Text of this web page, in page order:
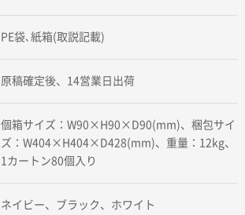
PE袋､紙箱(取説記載)
原稿確定後、14営業日出荷
個箱サイズ：W90×H90×D90(mm)、梱包サイ
ズ：W404×H404×D428(mm)、重量：12kg、
1カートン80個入り
ネイビー、ブラック、ホワイト